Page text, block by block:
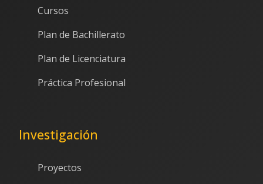
Cursos
Plan de Bachillerato
Plan de Licenciatura
Práctica Profesional
Investigación
Proyectos